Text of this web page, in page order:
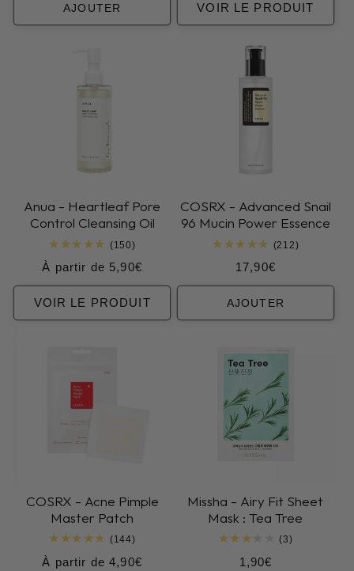
AJOUTER VOIR LE PRODUIT
Anua - Heartleaf Pore
Control Cleansing Oil
(150)150
des
Prix
habituel
À partir de 5,90€
VOIR LE PRODUIT
COSRX - Advanced Snail
96 Mucin Power Essence
(212)212
Prix
habituel
17,90€
AJOUTER
COSRX - Acne Pimple
Master Patch
(144)144
des
Prix
À partir de 4,90€
Missha - Airy Fit Sheet
Mask : Tea Tree
(3)3
Prix
1,90€